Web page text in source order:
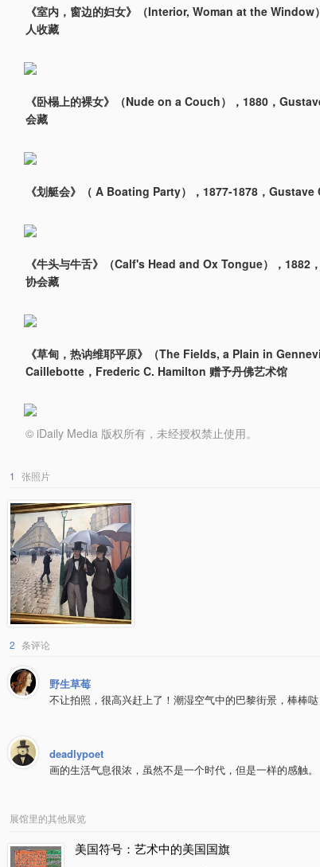
《室内，窗边的妇女》（Interior, Woman at the
人收藏
《卧榻上的裸女》（Nude on a Couch），1880，
会藏
《划艇会》（ A Boating Party），1877-1878，
《牛头与牛舌》（Calf's Head and Ox Tongue），
协会藏
《草甸，热讷维耶平原》（The Fields, a Plain in
Caillebotte，Frederic C. Hamilton 赠予丹佛艺术馆
© iDaily Media 版权所有，未经授权禁止使用。
1 张照片
2 条评论
野生草莓
不让拍照，很高兴赶上了！潮湿空气中的巴黎街景，棒棒哒
deadlypoet
画的生活气息很浓，虽然不是一个时代，但是一样的感触。
展馆里的其他展览
美国符号：艺术中的美国国旗